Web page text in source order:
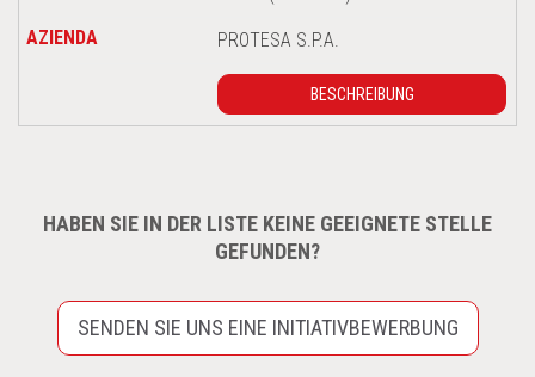
PROTESA S.P.A.
BESCHREIBUNG
HABEN SIE IN DER LISTE KEINE GEEIGNETE STELLE
GEFUNDEN?
SENDEN SIE UNS EINE INITIATIVBEWERBUNG